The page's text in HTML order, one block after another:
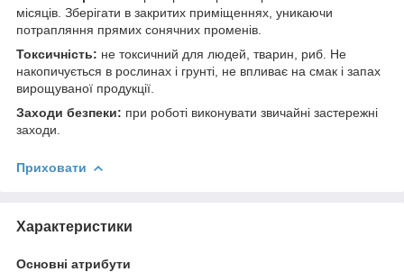
місяців. Зберігати в закритих приміщеннях, уникаючи
потрапляння прямих сонячних променів.
Токсичність: не токсичний для людей, тварин, риб. Не
накопичується в рослинах і грунті, не впливає на смак і запах
вирощуваної продукції.
Заходи безпеки: при роботі виконувати звичайні застережні
заходи.
Приховати
Характеристики
Основні атрибути